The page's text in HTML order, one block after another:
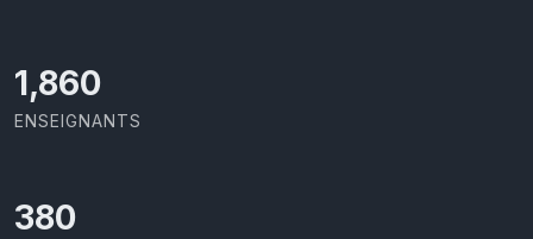
2,086
ENSEIGNANTS
426